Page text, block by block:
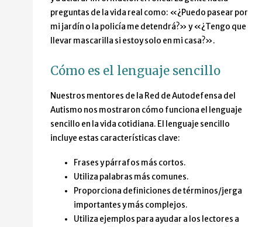
preguntas de la vida real como: «¿Puedo pasear por
mi jardín o la policía me detendrá?» y «¿Tengo que
llevar mascarilla si estoy solo en mi casa?».
Cómo es el lenguaje sencillo
Nuestros mentores de la Red de Autodefensa del
Autismo nos mostraron cómo funciona el lenguaje
sencillo en la vida cotidiana. El lenguaje sencillo
incluye estas características clave:
Frases y párrafos más cortos.
Utiliza palabras más comunes.
Proporciona definiciones de términos/jerga
importantes y más complejos.
Utiliza ejemplos para ayudar a los lectores a